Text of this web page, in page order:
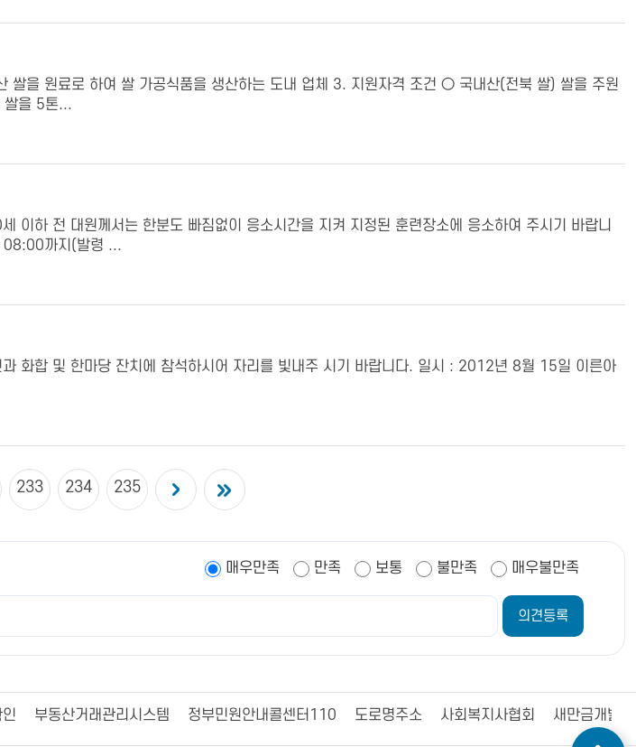
을 원료로 하여 쌀 가공식품을 생산하는 도내 업체 3. 지원자격 조건 ○ 국내산(전북 쌀) 쌀을 주원
쌀을 5톤...
하 전 대원께서는 한분도 빠짐없이 응소시간을 지켜 지정된 훈련장소에 응소하여 주시기 바랍니
까지(발령 ...
화합 및 한마당 잔치에 참석하시어 자리를 빛내주 시기 바랍니다. 일시 : 2012년 8월 15일 이른아
233 234 235
매우만족 만족 보통 불만족 매우불만족
부동산거래관리시스템 정부민원안내콜센터110 도로명주소 사회복지사협회 새만금개발청